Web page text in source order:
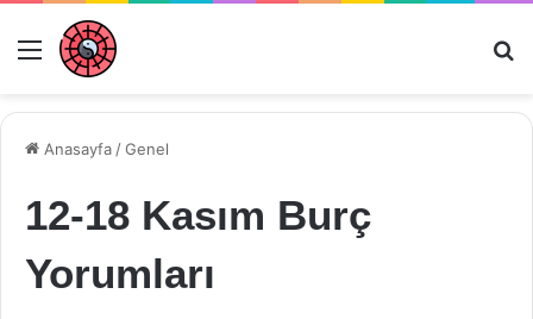
Menü
Anasayfa /Genel
12-18 Kasım Burç
Yorumları